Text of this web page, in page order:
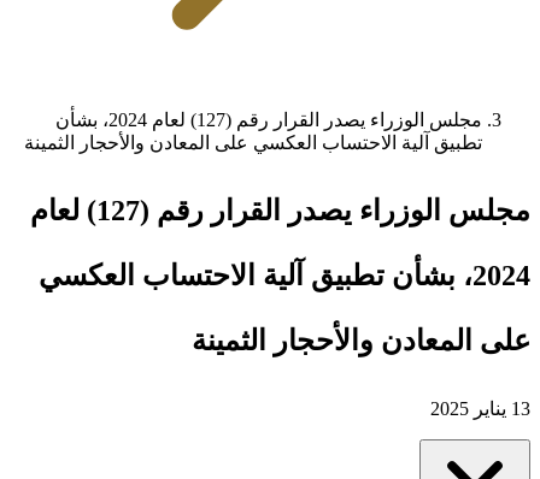
مجلس الوزراء يصدر القرار رقم (127) لعام 2024، بشأن
تطبيق آلية الاحتساب العكسي على المعادن والأحجار الثمينة
مجلس الوزراء يصدر القرار رقم (127) لعام
2024، بشأن تطبيق آلية الاحتساب العكسي
على المعادن والأحجار الثمينة
13 يناير 2025